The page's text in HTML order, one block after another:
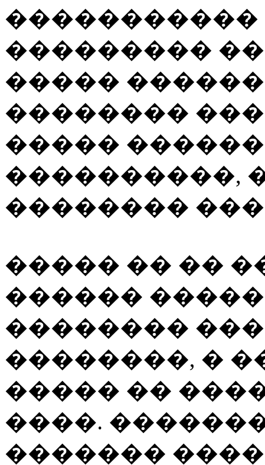
�����������
���������
�����
��������
�����
����������,
��������
����� �� ��
������
��������
��������, �
����� ��
����.
�������